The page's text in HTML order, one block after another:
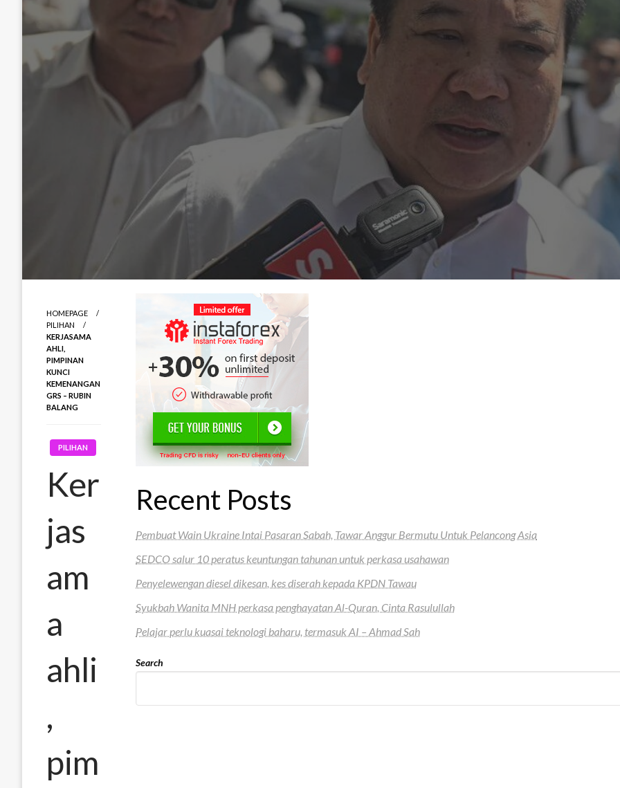
HOMEPAGE
PILIHAN
KERJASAMA
AHLI,
PIMPINAN
KUNCI
KEMENANGAN
GRS – RUBIN
BALANG
PILIHAN
Ker
jas
am
a
ahli
,
pim
Recent Posts
Pembuat Wain Ukraine Intai Pasaran Sabah, Tawar Anggur Bermutu Untuk Pelancong Asia
SEDCO salur 10 peratus keuntungan tahunan untuk perkasa usahawan
Penyelewengan diesel dikesan, kes diserah kepada KPDN Tawau
Syukbah Wanita MNH perkasa penghayatan Al-Quran, Cinta Rasulullah
Pelajar perlu kuasai teknologi baharu, termasuk AI – Ahmad Sah
Search